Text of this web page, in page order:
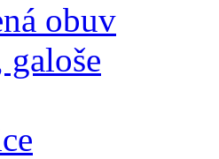
obuv
galoše